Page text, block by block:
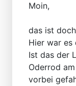
Moin,
das ist
Hier war es
Ist das der
Oderrod
vorbei